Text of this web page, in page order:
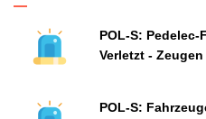
POL-S:
Verletzt -
POL-S: